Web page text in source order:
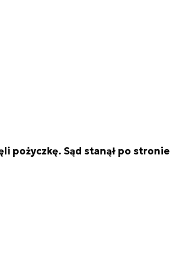
pożyczkę. Sąd stanął po stronie